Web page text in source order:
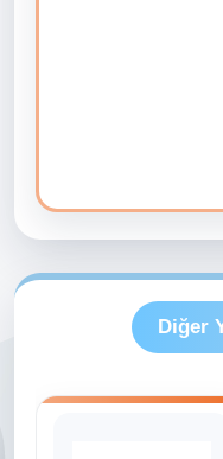
Diğer